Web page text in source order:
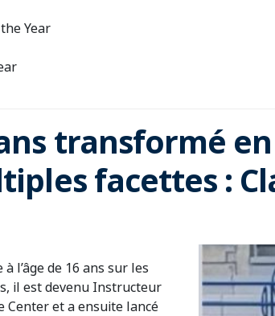
Year
transformé
facettes :
l’âge de 16 ans sur les
il est devenu Instructeur
Center et a ensuite lancé